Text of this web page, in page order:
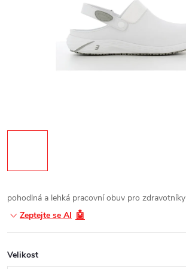
pohodlná a lehká pracovní obuv pro zdravotníky
Zeptejte se AI 🤖
Velikost